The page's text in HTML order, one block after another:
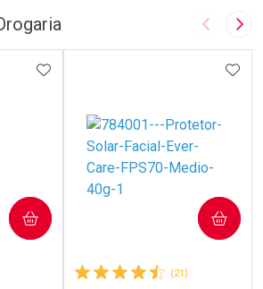
Imagem
ADICIONAR AOS FAVORITOS
(21)
COMPRAR